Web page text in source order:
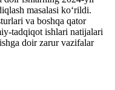
masalasi ko‘rildi.
va boshqa qator
tadqiqot ishlari natijalari
doir zarur vazifalar